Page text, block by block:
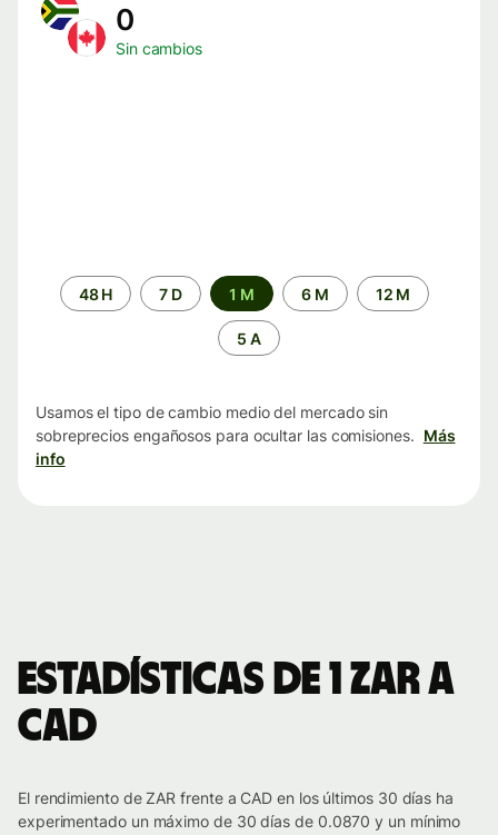
0
Sin cambios
Periodo48 H 7 D 1 M 6 M 12 M
5 A
Usamos el tipo de cambio medio del mercado sin
sobreprecios engañosos para ocultar las comisiones. Más
info
Estadísticas de 1 ZAR a
CAD
El rendimiento de ZAR frente a CAD en los últimos 30 días ha
experimentado un máximo de 30 días de 0.0870 y un mínimo